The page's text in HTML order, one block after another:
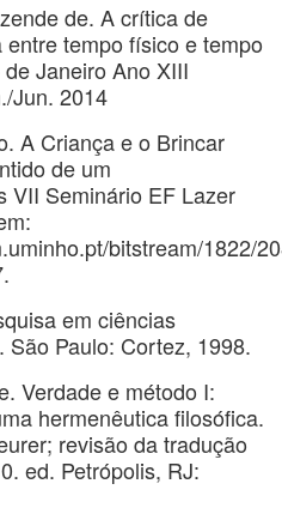
de. A crítica de
tempo físico e tempo
Janeiro Ano XIII
Jun. 2014
A Criança e o Brincar
de um
VII Seminário EF Lazer
bitstream/1822/
em ciências
Paulo: Cortez, 1998.
Verdade e método I:
hermenêutica filosófica.
revisão da tradução
ed. Petrópolis, RJ: